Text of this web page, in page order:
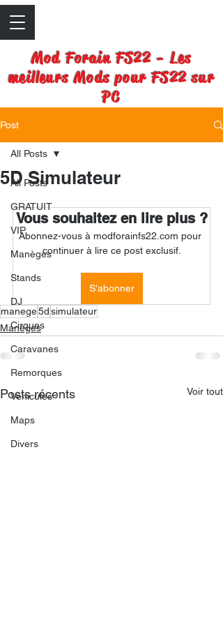
Mod Forain FS22 - Les
meilleurs Mods pour FS22 sur
PC
Post
All Posts
GRATUIT
VIP
Manèges
Stands
DJ
Cirques
Caravanes
Remorques
Véhicules
Maps
Divers
All Posts
5D Simulateur
Vous souhaitez en lire plus ?
Abonnez-vous à modforainfs22.com pour
continuer à lire ce post exclusif.
S'abonner
manege5dsimulateur
Manèges
Posts récents Voir tout